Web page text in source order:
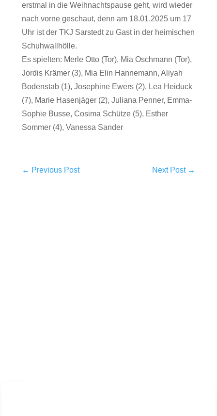
erstmal in die Weihnachtspause geht, wird wieder
nach vorne geschaut, denn am 18.01.2025 um 17
Uhr ist der TKJ Sarstedt zu Gast in der heimischen
Schuhwallhölle.
Es spielten: Merle Otto (Tor), Mia Oschmann (Tor),
Jordis Krämer (3), Mia Elin Hannemann, Aliyah
Bodenstab (1), Josephine Ewers (2), Lea Heiduck
(7), Marie Hasenjäger (2), Juliana Penner, Emma-
Sophie Busse, Cosima Schütze (5), Esther
Sommer (4), Vanessa Sander
← Previous Post Next Post→